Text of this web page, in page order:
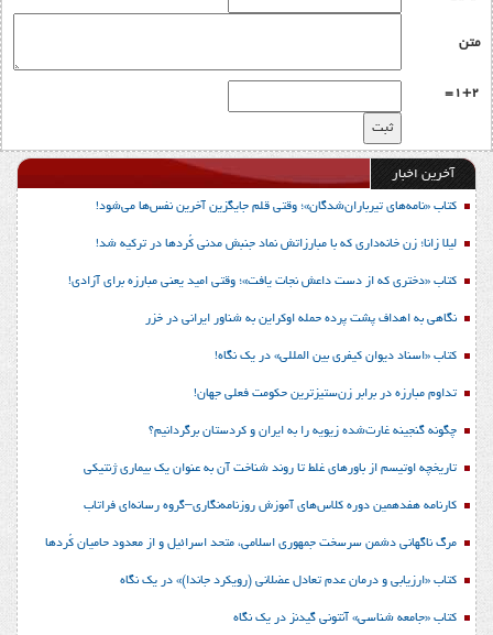
متن
1+2=
آخرین اخبار
کتاب «نامه‌های تیرباران‌شدگان»؛ وقتی قلم جایگزین آخرین نفس‌ها می‌شود!
لیلا زانا؛ زن خانه‌داری که با مبارزاتش نماد جنبش مدنی کُردها در ترکیه شد!
کتاب «دختری که از دست داعش نجات یافت»؛ وقتی امید یعنی مبارزه برای آزادی!
نگاهی به اهداف پشت پرده حمله اوکراین به شناور ایرانی در خزر
کتاب «اسناد دیوان کیفری بین المللی» در یک نگاه!
تداوم مبارزه در برابر زن‌ستیزترین حکومت فعلی جهان!
چگونه گنجینه غارت‌شده زیویه را به ایران و کردستان برگردانیم؟
تاریخچه اوتیسم از باورهای غلط تا روند شناخت آن به عنوان یک بیماری ژنتیکی
کارنامه هفدهمین دوره کلاس‌های آموزش روزنامه‌نگاری–گروه رسانه‌ای فراتاب
مرگ ناگهانی دشمن سرسخت جمهوری اسلامی، متحد اسرائیل و از معدود حامیان کُردها
کتاب «ارزیابی و درمان عدم تعادل عضلانی (رویکرد جاندا)» در یک نگاه
کتاب «جامعه شناسی» آنتونی گیدنز در یک نگاه